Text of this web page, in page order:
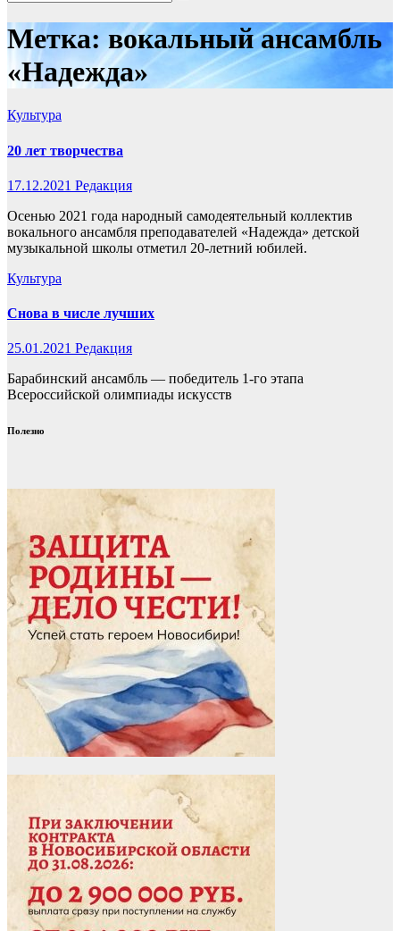
Метка:вокальный ансамбль
«Надежда»
Культура
20 лет творчества
17.12.2021 Редакция
Осенью 2021 года народный самодеятельный коллектив
вокального ансамбля преподавателей «Надежда» детской
музыкальной школы отметил 20-летний юбилей.
Культура
Снова в числе лучших
25.01.2021 Редакция
Барабинский ансамбль — победитель 1-го этапа
Всероссийской олимпиады искусств
Полезно